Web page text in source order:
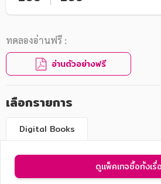
ทดลองอ่านฟรี :
อ่านตัวอย่างฟรี
เลือกรายการ
Digital Books
ดูแพ็คเกจซื้อทั้งเรื่